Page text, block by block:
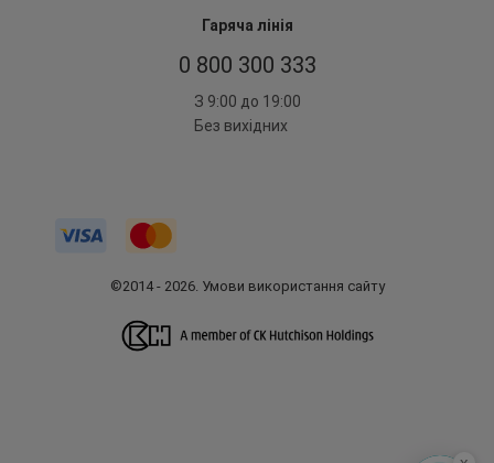
Гаряча лінія
0 800 300 333
З 9:00 до 19:00
Без вихідних
©2014 - 2026. Умови використання сайту